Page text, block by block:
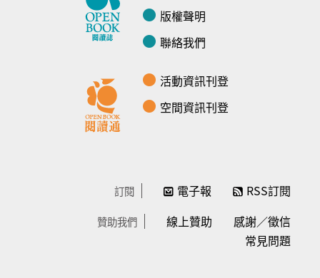
版權聲明
聯絡我們
活動資訊刊登
空間資訊刊登
訂閱 電子報 RSS訂閱
贊助我們 線上贊助
感謝／徵信
常見問題